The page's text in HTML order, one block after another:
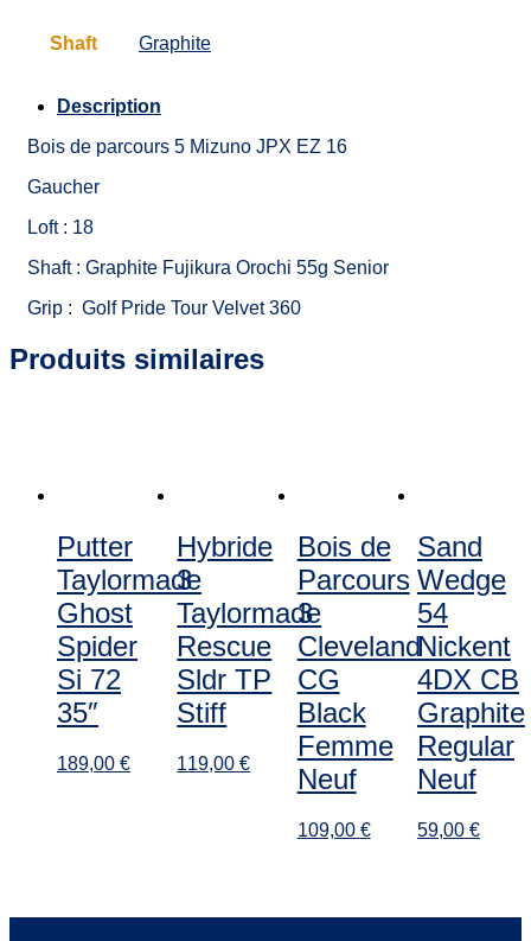
Shaft Graphite
Description
Bois de parcours 5 Mizuno JPX EZ 16
Gaucher
Loft : 18
Shaft : Graphite Fujikura Orochi 55g Senior
Grip : Golf Pride Tour Velvet 360
Produits similaires
Putter
Taylormade
Ghost
Spider
Si 72
35″
189,00 €
Hybride
3
Taylormade
Rescue
Sldr TP
Stiff
119,00€
Bois de
Parcours
3
Cleveland
CG
Black
Femme
Neuf
109,00 €
Sand
Wedge
54
Nickent
4DX CB
Graphite
Regular
Neuf
59,00 €